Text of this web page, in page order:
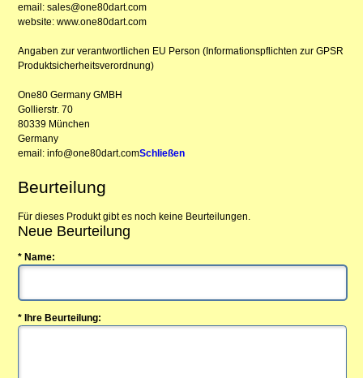
email: sales@one80dart.com
website: www.one80dart.com
Angaben zur verantwortlichen EU Person (Informationspflichten zur GPSR
Produktsicherheitsverordnung)
One80 Germany GMBH
Gollierstr. 70
80339 München
Germany
email: info@one80dart.comSchließen
Beurteilung
Für dieses Produkt gibt es noch keine Beurteilungen.
Neue Beurteilung
* Name:
* Ihre Beurteilung: